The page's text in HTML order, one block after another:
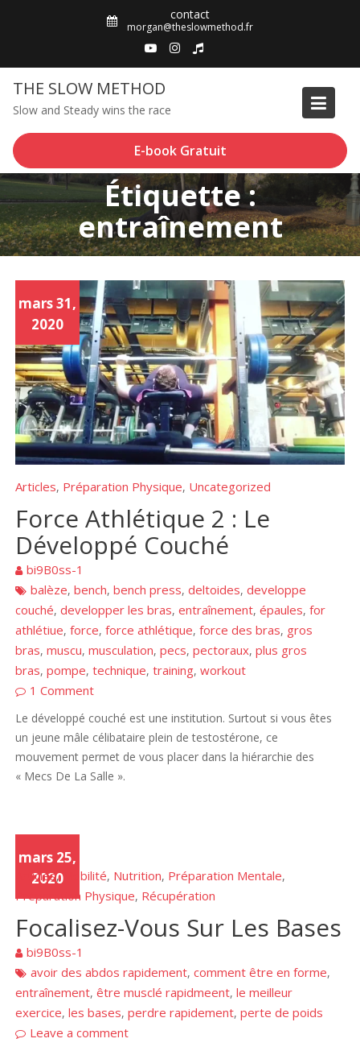
contact
morgan@theslowmethod.fr
THE SLOW METHOD
Slow and Steady wins the race
E-book Gratuit
Étiquette :
entraînement
mars 31,
2020
Articles, Préparation Physique, Uncategorized
Force Athlétique 2 : Le
Développé Couché
bi9B0ss-1
balèze,bench,bench press,deltoides,developpe
couché,developper les bras,entraînement,épaules,for
athlétiue,force,force athlétique,force des bras, gros
bras,muscu,musculation,pecs,pectoraux,plus gros
bras,pompe,technique,training,workout
1 Comment
Le développé couché est une institution. Surtout si vous êtes
un jeune mâle célibataire plein de testostérone, ce
mouvement permet de vous placer dans la hiérarchie des
« Mecs De La Salle ».
mars 25,
2020
Articles,Mobilité, Nutrition, Préparation Mentale,
Préparation Physique, Récupération
Focalisez-Vous Sur Les Bases
bi9B0ss-1
avoir des abdos rapidement,comment être en forme,
entraînement,être musclé rapidmeent,le meilleur
exercice,les bases,perdre rapidement,perte de poids
Leave a comment